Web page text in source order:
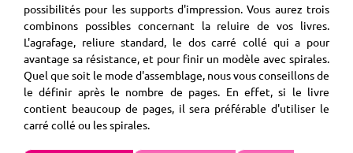
possibilités pour les supports d'impression. Vous aurez trois
combinons possibles concernant la reluire de vos livres.
L'agrafage, reliure standard, le dos carré collé qui a pour
avantage sa résistance, et pour finir un modèle avec spirales.
Quel que soit le mode d'assemblage, nous vous conseillons de
le définir après le nombre de pages. En effet, si le livre
contient beaucoup de pages, il sera préférable d'utiliser le
carré collé ou les spirales.